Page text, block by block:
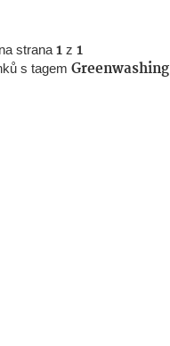
strana1z1
s tagemGreenwashing